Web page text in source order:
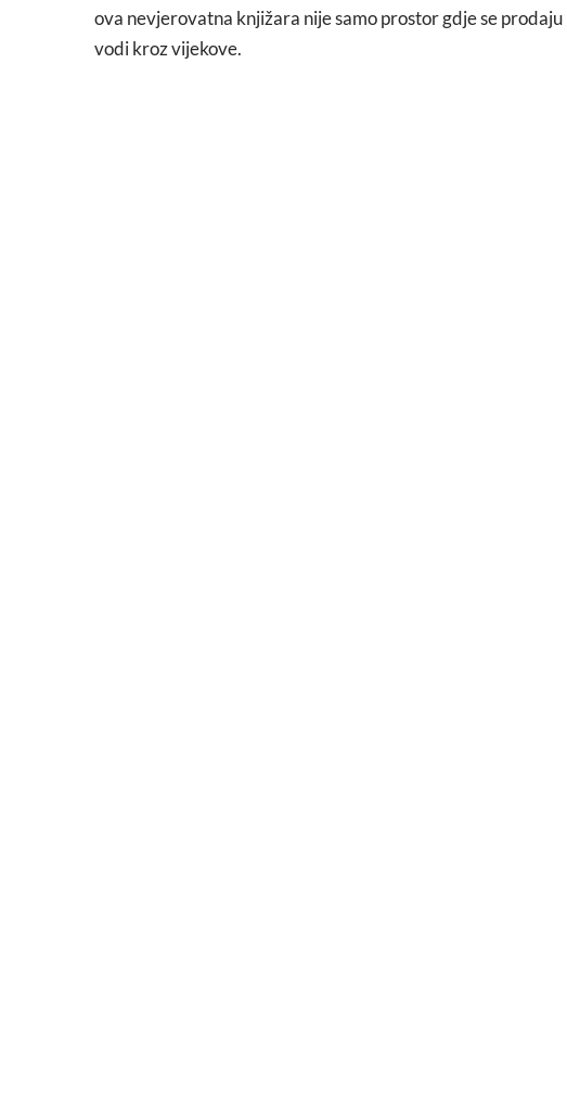
ova nevjerovatna knjižara nije samo prostor gdje se
vodi kroz vijekove.